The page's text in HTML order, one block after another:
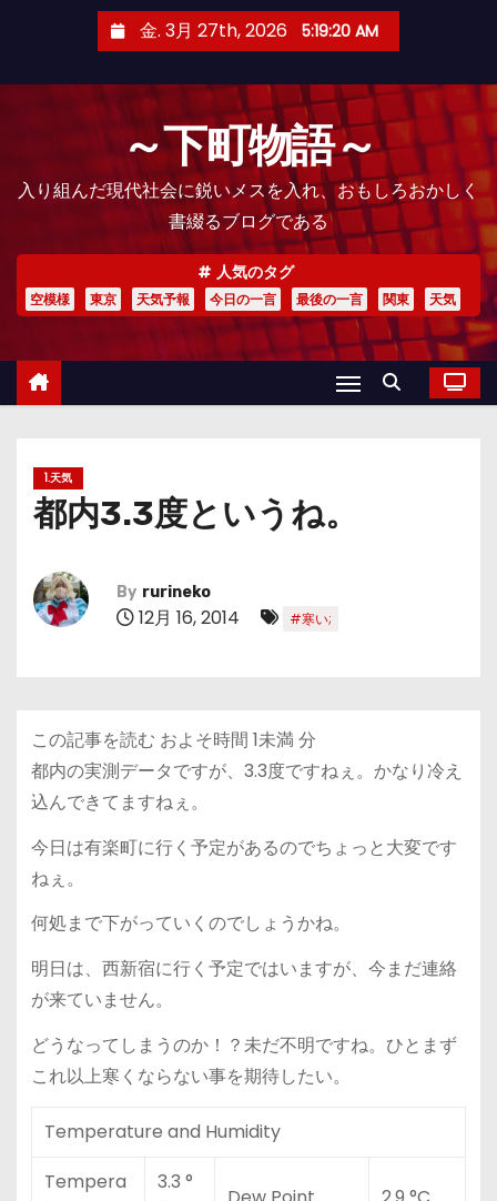
金. 3月 27th, 2026 5:19:21 AM
～下町物語～
入り組んだ現代社会に鋭いメスを入れ、おもしろおかしく
書綴るブログである
人気のタグ
空模様 東京 天気予報 今日の一言 最後の一言 関東 天気
1.天気
都内3.3度というね。
By rurineko
12月 16, 2014 #寒い;
この記事を読む およそ時間 1未満 分
都内の実測データですが、3.3度ですねぇ。かなり冷え
込んできてますねぇ。
今日は有楽町に行く予定があるのでちょっと大変です
ねぇ。
何処まで下がっていくのでしょうかね。
明日は、西新宿に行く予定ではいますが、今まだ連絡
が来ていません。
どうなってしまうのか！？未だ不明ですね。ひとまず
これ以上寒くならない事を期待したい。
Temperature and Humidity
Tempera
3.3 °